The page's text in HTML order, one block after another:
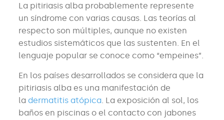
La pitiriasis alba probablemente represente
un síndrome con varias causas. Las teorías al
respecto son múltiples, aunque no existen
estudios sistemáticos que las sustenten. En el
lenguaje popular se conoce como “empeines”.
En los países desarrollados se considera que la
pitiriasis alba es una manifestación de
la dermatitis atópica. La exposición al sol, los
baños en piscinas o el contacto con jabones